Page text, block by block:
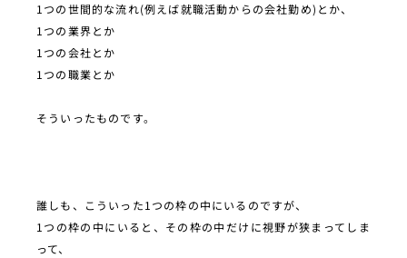
1つの世間的な流れ(例えば就職活動からの会社勤め)とか、
1つの業界とか
1つの会社とか
1つの職業とか
そういったものです。
誰しも、こういった1つの枠の中にいるのですが、
1つの枠の中にいると、その枠の中だけに視野が狭まってしま
って、